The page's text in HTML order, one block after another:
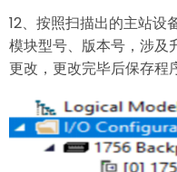
12、按照扫描出的主站设
模块型号、版本号，涉及
更改，更改完毕后保存程